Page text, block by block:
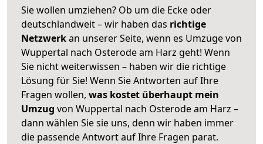
Sie wollen umziehen? Ob um die Ecke oder
deutschlandweit – wir haben das richtige
Netzwerkan unserer Seite, wenn es Umzüge von
Wuppertal nach Osterode am Harz geht! Wenn
Sie nicht weiterwissen – haben wir die richtige
Lösung für Sie! Wenn Sie Antworten auf Ihre
Fragen wollen, was kostet überhaupt mein
Umzug von Wuppertal nach Osterode am Harz –
dann wählen Sie sie uns, denn wir haben immer
die passende Antwort auf Ihre Fragen parat.